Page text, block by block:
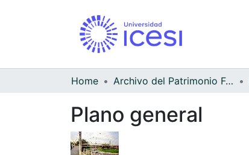
Home Archivo del Patrimonio Fotográfico y Fílmico del Valle del Cauca
Plano general